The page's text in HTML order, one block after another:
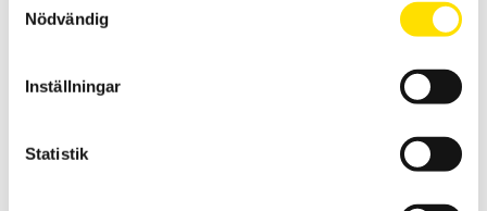
Nödvändig
Inställningar
Statistik